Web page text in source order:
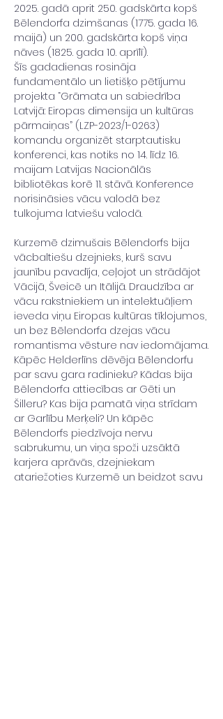
2025. gadā aprit 250. gadskārta kopš
Bēlendorfa dzimšanas (1775. gada 16.
maijā) un 200. gadskārta kopš viņa
nāves (1825. gada 10. aprīlī).
Šīs gadadienas rosināja
fundamentālo un lietišķo pētījumu
projekta “Grāmata un sabiedrība
Latvijā: Eiropas dimensija un kultūras
pārmaiņas” (LZP-2023/1-0263)
komandu organizēt starptautisku
konferenci, kas notiks no 14. līdz 16.
maijam Latvijas Nacionālās
bibliotēkas korē 11. stāvā. Konference
norisināsies vācu valodā bez
tulkojuma latviešu valodā.
Kurzemē dzimušais Bēlendorfs bija
vācbaltiešu dzejnieks, kurš savu
jaunību pavadīja, ceļojot un strādājot
Vācijā, Šveicē un Itālijā. Draudzība ar
vācu rakstniekiem un intelektuāļiem
ieveda viņu Eiropas kultūras tīklojumos,
un bez Bēlendorfa dzejas vācu
romantisma vēsture nav iedomājama.
Kāpēc Helderlīns dēvēja Bēlendorfu
par savu gara radinieku? Kādas bija
Bēlendorfa attiecības ar Gēti un
Šilleru? Kas bija pamatā viņa strīdam
ar Garlību Merķeli? Un kāpēc
Bēlendorfs piedzīvoja nervu
sabrukumu, un viņa spoži uzsāktā
karjera aprāvās, dzejniekam
atgriežoties Kurzemē un beidzot savu